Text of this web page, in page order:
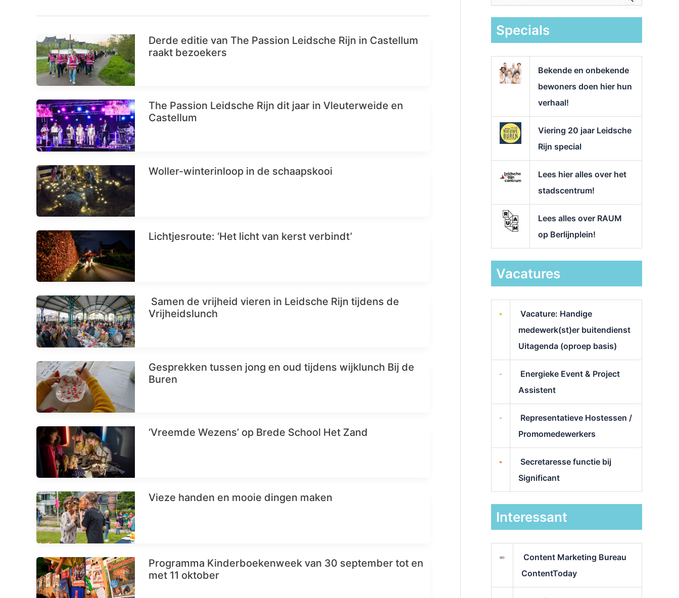
Derde editie van The Passion Leidsche Rijn in Castellum
raakt bezoekers
The Passion Leidsche Rijn dit jaar in Vleuterweide en
Castellum
Woller-winterinloop in de schaapskooi
Lichtjesroute: ‘Het licht van kerst verbindt’
Samen de vrijheid vieren in Leidsche Rijn tijdens de
Vrijheidslunch
Gesprekken tussen jong en oud tijdens wijklunch Bij de
Buren
‘Vreemde Wezens’ op Brede School Het Zand
Vieze handen en mooie dingen maken
Programma Kinderboekenweek van 30 september tot en
met 11 oktober
k
Specials
Bekende en onbekende
bewoners doen hier hun
verhaal!
Viering 20 jaar Leidsche
Rijn special
Lees hier alles over het
stadscentrum!
Lees alles over RAUM
op Berlijnplein!
Vacatures
Vacature: Handige
medewerk(st)er buitendienst
Uitagenda (oproep basis)
Energieke Event & Project
Assistent
Representatieve Hostessen /
Promomedewerkers
Secretaresse functie bij
Significant
Interessant
Content Marketing Bureau
ContentToday